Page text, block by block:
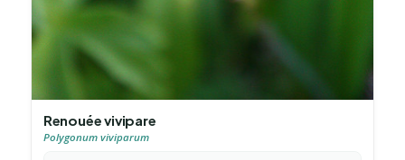
Renouée vivipare
Polygonum viviparum